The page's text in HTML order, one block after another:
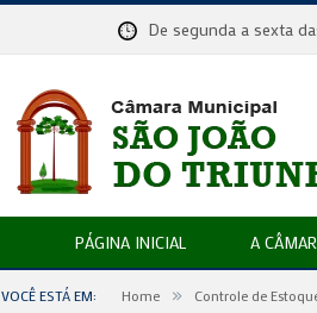
De segunda a sexta
PÁGINA INICIAL A
VOCÊ ESTÁ EM: Home » Controle de